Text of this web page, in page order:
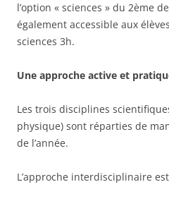
l’option « sciences » du 2ème
également accessible aux
sciences 3h.
Une approche active et
Les trois disciplines
physique) sont réparties de
de l’année.
L’approche interdisciplinaire